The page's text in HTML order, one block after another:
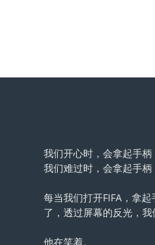
我们开心时，会拿起手柄
我们难过时，会拿起手柄
每当我们打开FIFA，拿
了，透过屏幕的反光，
他在笑着。